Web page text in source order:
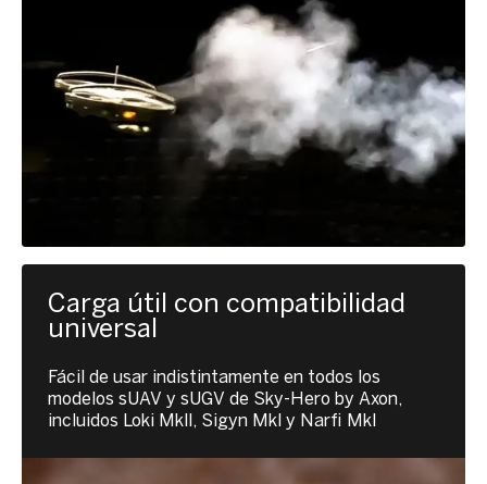
Carga útil con compatibilidad
universal
Fácil de usar indistintamente en todos los
modelos sUAV y sUGV de Sky-Hero by Axon,
incluidos Loki Mkll, Sigyn Mkl y Narfi Mkl